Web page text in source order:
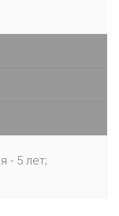
- 5 лет;